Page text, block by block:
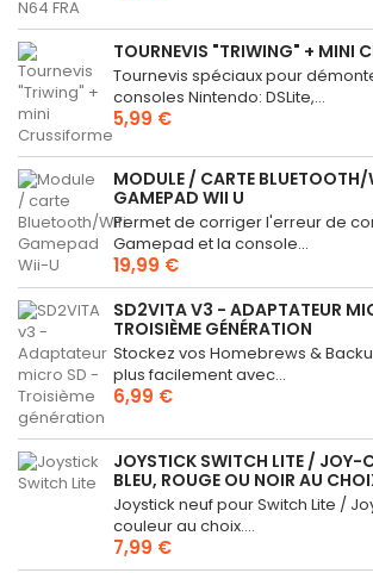
TOURNEVIS "TRIWING" + MINI
Tournevis spéciaux pour
consoles Nintendo: DSLite,...
5,99 €
MODULE / CARTE
GAMEPAD WII U
Permet de corriger l'erreur de
Gamepad et la console...
19,99 €
SD2VITA V3 - ADAPTATEUR
TROISIÈME GÉNÉRATION
Stockez vos Homebrews &
plus facilement avec...
6,99 €
JOYSTICK SWITCH LITE / JOY-
BLEU, ROUGE OU NOIR AU
Joystick neuf pour Switch Lite /
couleur au choix....
7,99 €